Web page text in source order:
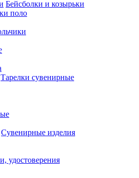
Бейсболки и козырьки
поло
Тарелки сувенирные
Сувенирные изделия
удостоверения